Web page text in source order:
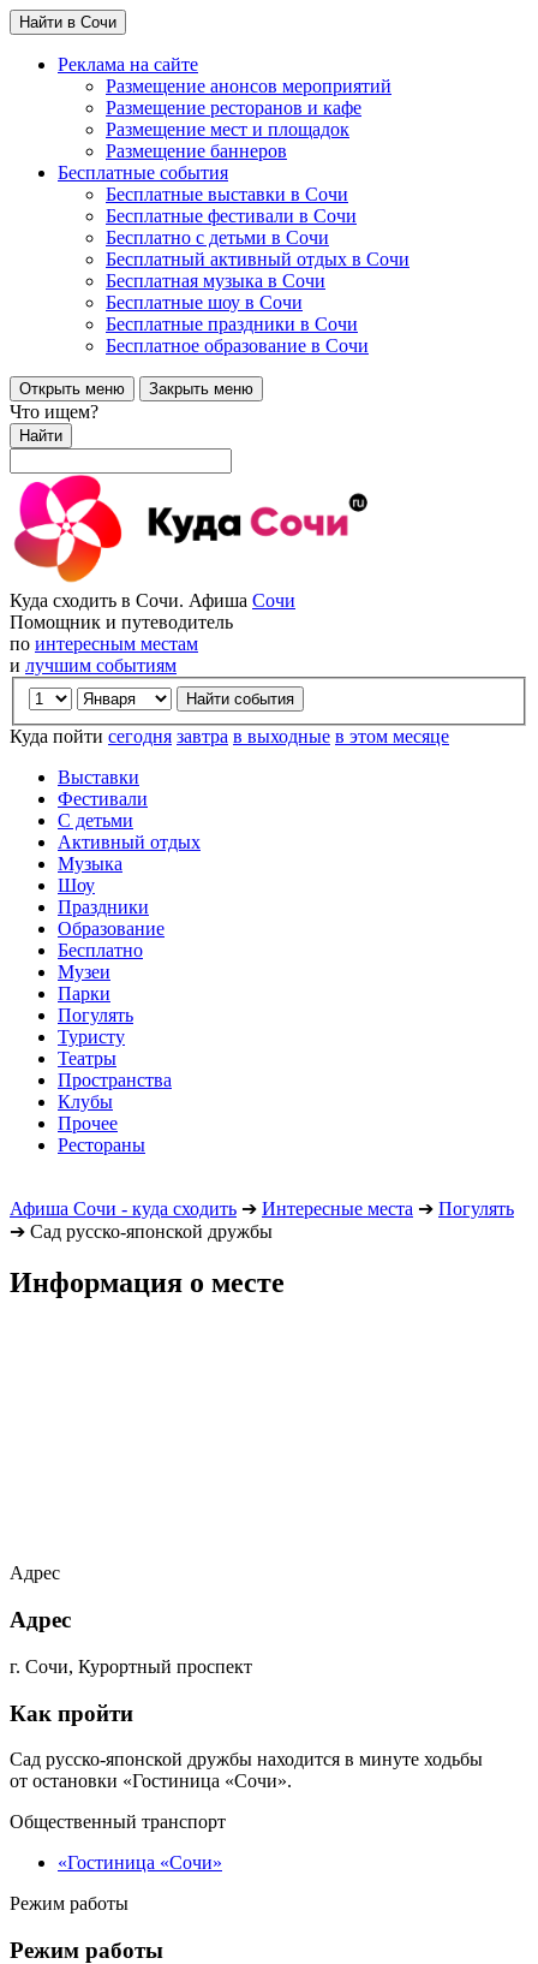
Найти в Сочи
Реклама на сайте
Размещение анонсов мероприятий
Размещение ресторанов и кафе
Размещение мест и площадок
Размещение баннеров
Бесплатные события
Бесплатные выставки в Сочи
Бесплатные фестивали в Сочи
Бесплатно с детьми в Сочи
Бесплатный активный отдых в Сочи
Бесплатная музыка в Сочи
Бесплатные шоу в Сочи
Бесплатные праздники в Сочи
Бесплатное образование в Сочи
Открыть меню Закрыть меню
Что ищем?
Найти
Куда сходить в Сочи. Афиша Сочи
Помощник и путеводитель
по интересным местам
и лучшим событиям
Куда пойти сегодня завтра в выходные в этом месяце
Выставки
Фестивали
С детьми
Активный отдых
Музыка
Шоу
Праздники
Образование
Бесплатно
Музеи
Парки
Погулять
Туристу
Театры
Пространства
Клубы
Прочее
Рестораны
Афиша Сочи - куда сходить ➔ Интересные места ➔ Погулять
➔ Сад русско-японской дружбы
Информация о месте
Адрес
Адрес
г. Сочи, Курортный проспект
Как пройти
Сад русско-японской дружбы находится в минуте ходьбы
от остановки «Гостиница «Сочи».
Общественный транспорт
«Гостиница «Сочи»
Режим работы
Режим работы